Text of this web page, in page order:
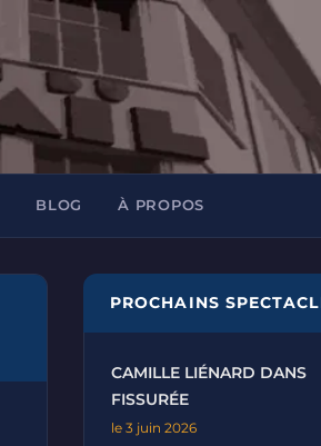
BLOG À PROPOS
PROCHAINS
CAMILLE LIÉNARD DANS
FISSURÉE
le 3 juin 2026